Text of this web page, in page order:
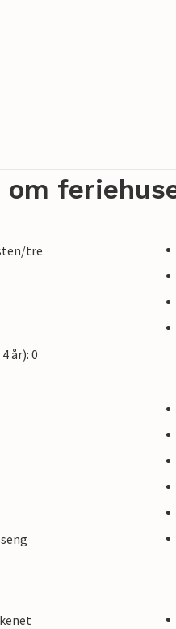
om
tre
år): 0